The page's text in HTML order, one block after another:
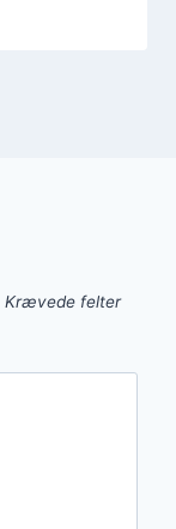
Krævede felter